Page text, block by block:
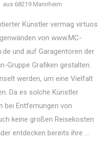
aus 68219 Mannheim
Künstler vermag virtuos
von www.MC-
und auf Garagentoren der
Gruppe Grafiken gestalten.
werden, um eine Vielfalt
Da es solche Künstler
bei Entfernungen von
keine großen Reisekosten
entdecken bereits ihre ...